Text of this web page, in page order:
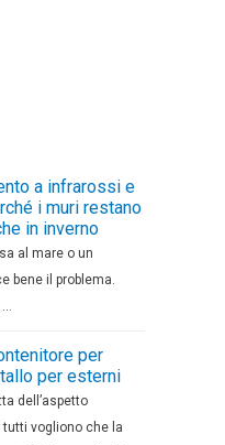
a infrarossi e
i muri restano
in inverno
al mare o un
bene il problema.
per
per esterni
dell’aspetto
tutti vogliono che la